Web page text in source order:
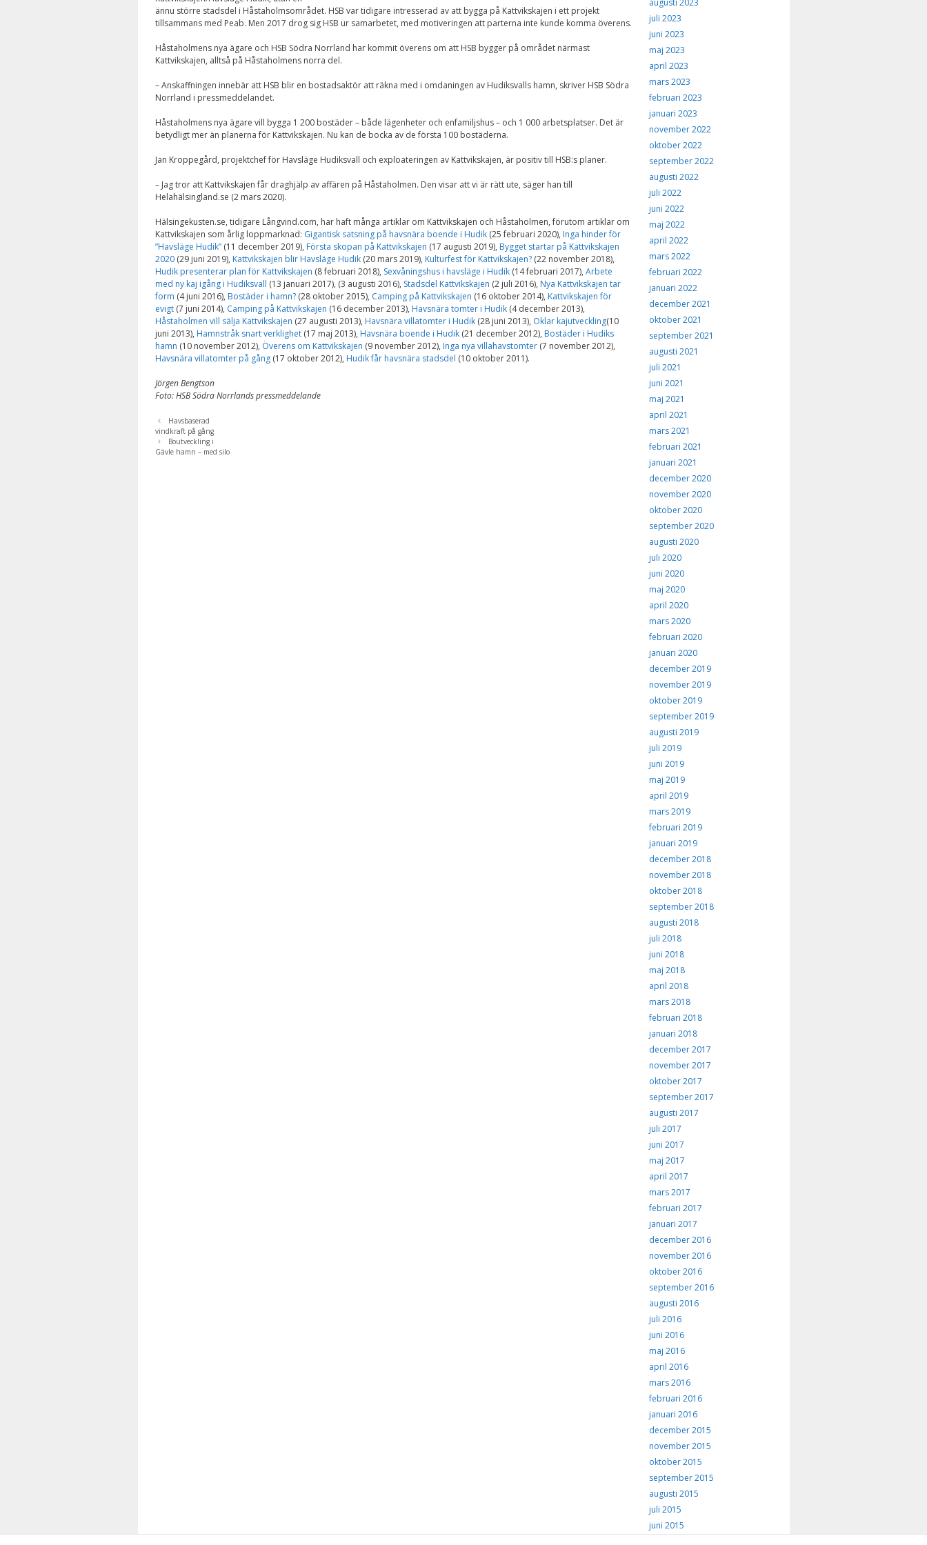
ännu större stadsdel i Håstaholmsområdet. HSB var tidigare intresserad av att bygga på Kattvikskajen i ett projekt
tillsammans med Peab. Men 2017 drog sig HSB ur samarbetet, med motiveringen att parterna inte kunde komma överens.
Håstaholmens nya ägare och HSB Södra Norrland har kommit överens om att HSB bygger på området närmast
Kattvikskajen, alltså på Håstaholmens norra del.
– Anskaffningen innebär att HSB blir en bostadsaktör att räkna med i omdaningen av Hudiksvalls hamn, skriver HSB Södra
Norrland i pressmeddelandet.
Håstaholmens nya ägare vill bygga 1 200 bostäder – både lägenheter och enfamiljshus – och 1 000 arbetsplatser. Det är
betydligt mer än planerna för Kattvikskajen. Nu kan de bocka av de första 100 bostäderna.
Jan Kroppegård, projektchef för Havsläge Hudiksvall och exploateringen av Kattvikskajen, är positiv till HSB:s planer.
– Jag tror att Kattvikskajen får draghjälp av affären på Håstaholmen. Den visar att vi är rätt ute, säger han till
Helahälsingland.se (2 mars 2020).
Hälsingekusten.se, tidigare Långvind.com, har haft många artiklar om Kattvikskajen och Håstaholmen, förutom artiklar om
Kattvikskajen som årlig loppmarknad: Gigantisk satsning på havsnära boende i Hudik(25 februari 2020), Inga hinder för
”Havsläge Hudik”(11 december 2019), Första skopan på Kattvikskajen (17 augusti 2019), Bygget startar på Kattvikskajen
2020(29 juni 2019), Kattvikskajen blir Havsläge Hudik(20 mars 2019), Kulturfest för Kattvikskajen?(22 november 2018),
Hudik presenterar plan för Kattvikskajen (8 februari 2018), Sexvåningshus i havsläge i Hudik(14 februari 2017), Arbete
med ny kaj igång i Hudiksvall (13 januari 2017), (3 augusti 2016), Stadsdel Kattvikskajen (2 juli 2016), Nya Kattvikskajen tar
form (4 juni 2016), Bostäder i hamn?(28 oktober 2015), Camping på Kattvikskajen (16 oktober 2014), Kattvikskajen för
evigt(7 juni 2014), Camping på Kattvikskajen (16 december 2013), Havsnära tomter i Hudik(4 december 2013),
Håstaholmen vill sälja Kattvikskajen (27 augusti 2013), Havsnära villatomter i Hudik(28 juni 2013), Oklar kajutveckling(10
juni 2013), Hamnstråk snart verklighet(17 maj 2013), Havsnära boende i Hudik(21 december 2012), Bostäder i Hudiks
hamn (10 november 2012), Överens om Kattvikskajen (9 november 2012), Inga nya villahavstomter(7 november 2012),
Havsnära villatomter på gång(17 oktober 2012), Hudik får havsnära stadsdel (10 oktober 2011).
Jörgen Bengtson
Foto: HSB Södra Norrlands pressmeddelande
Havsbaserad
vindkraft på gång
Boutveckling i
Gävle hamn – med silo
augusti 2023
juli 2023
juni 2023
maj 2023
april 2023
mars 2023
februari 2023
januari 2023
november 2022
oktober 2022
september 2022
augusti 2022
juli 2022
juni 2022
maj 2022
april 2022
mars 2022
februari 2022
januari 2022
december 2021
oktober 2021
september 2021
augusti 2021
juli 2021
juni 2021
maj 2021
april 2021
mars 2021
februari 2021
januari 2021
december 2020
november 2020
oktober 2020
september 2020
augusti 2020
juli 2020
juni 2020
maj 2020
april 2020
mars 2020
februari 2020
januari 2020
december 2019
november 2019
oktober 2019
september 2019
augusti 2019
juli 2019
juni 2019
maj 2019
april 2019
mars 2019
februari 2019
januari 2019
december 2018
november 2018
oktober 2018
september 2018
augusti 2018
juli 2018
juni 2018
maj 2018
april 2018
mars 2018
februari 2018
januari 2018
december 2017
november 2017
oktober 2017
september 2017
augusti 2017
juli 2017
juni 2017
maj 2017
april 2017
mars 2017
februari 2017
januari 2017
december 2016
november 2016
oktober 2016
september 2016
augusti 2016
juli 2016
juni 2016
maj 2016
april 2016
mars 2016
februari 2016
januari 2016
december 2015
november 2015
oktober 2015
september 2015
augusti 2015
juli 2015
juni 2015
För att vår
hemsida ska
som möjligt
nekar de här
funktionalitet
att försvinna
hemsidan.
dig av dina intressen
och ditt beteende när
du surfar ökar du
chansen att få se
personligt anpassat
innehåll och
erbjudanden.